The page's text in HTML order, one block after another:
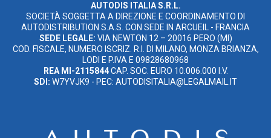
AUTODIS ITALIA S.R.L.
SOCIETÀ SOGGETTA A DIREZIONE E COORDINAMENTO DI
AUTODISTRIBUTION S.A.S. CON SEDE IN ARCUEIL - FRANCIA
SEDE LEGALE: VIA NEWTON 12 – 20016 PERO (MI)
COD. FISCALE, NUMERO ISCRIZ. R.I. DI MILANO, MONZA BRIANZA,
LODI E P.IVA E 09828680968
REA MI-2115844CAP. SOC. EURO 10.006.000 I.V.
SDI: W7YVJK9 - PEC: AUTODISITALIA@LEGALMAIL.IT